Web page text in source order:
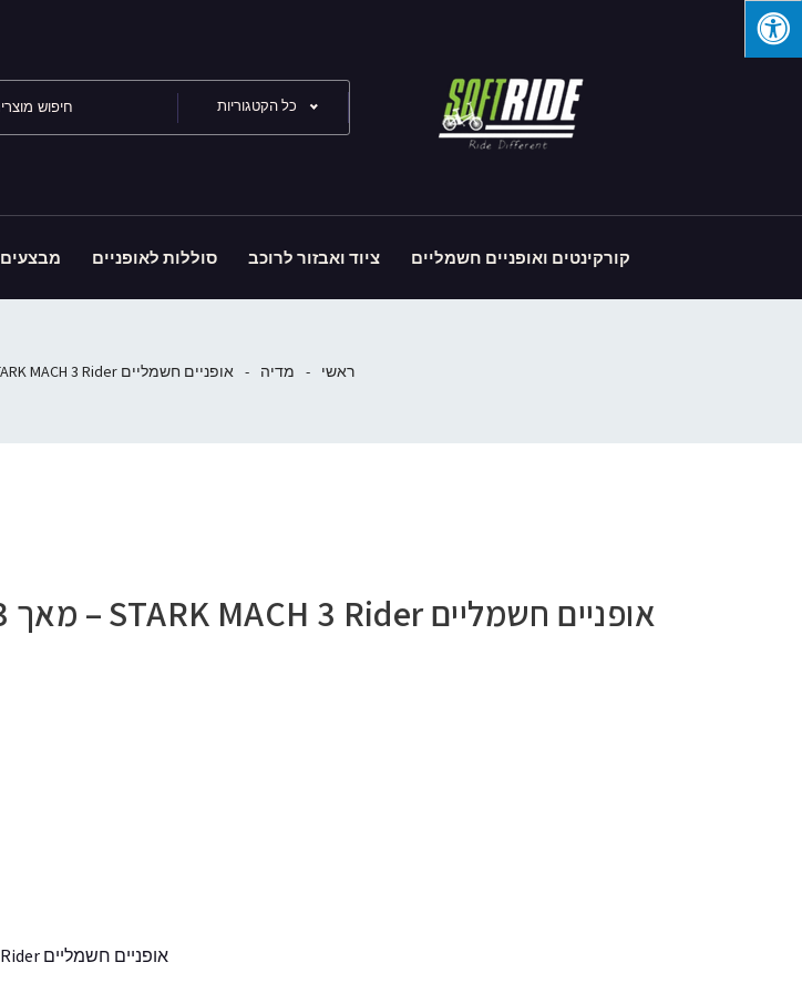
כל הקטגוריות
קורקינטים ואופניים חשמליים ציוד ואבזור לרוכב סוללות לאופניים מבצעים
ראשי - מדיה - אופניים חשמליים STARK MACH 3 Rider – מאך 3 ריידר סטארק שלדה נמוכה
אופניים חשמליים STARK MACH 3 Rider – מאך 3 ריידר סטארק שלדה נמוכה
אופניים חשמליים STARK MACH 3 Rider – מאך 3 ריידר סטארק שלדה נמוכה